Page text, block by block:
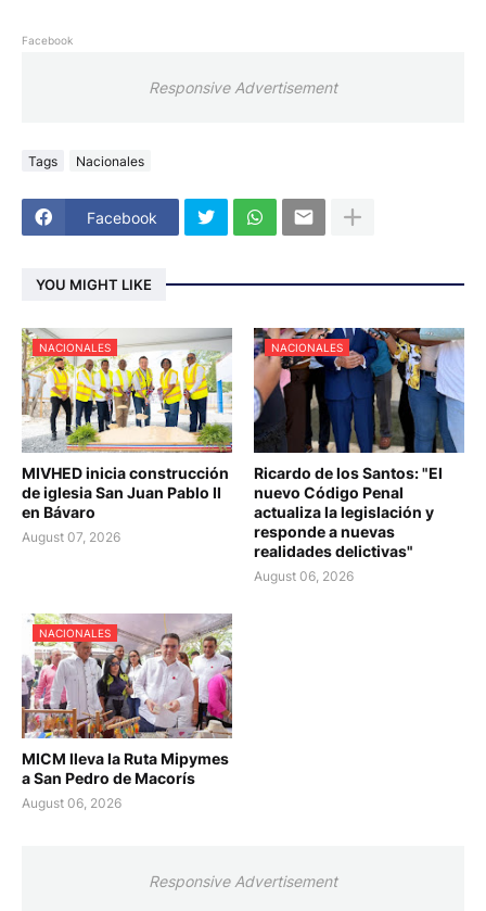
Facebook
Responsive Advertisement
Tags Nacionales
Facebook
YOU MIGHT LIKE
NACIONALES
MIVHED inicia construcción
de iglesia San Juan Pablo II
en Bávaro
August 07, 2026
NACIONALES
Ricardo de los Santos: "El
nuevo Código Penal
actualiza la legislación y
responde a nuevas
realidades delictivas"
August 06, 2026
NACIONALES
MICM lleva la Ruta Mipymes
a San Pedro de Macorís
August 06, 2026
Responsive Advertisement